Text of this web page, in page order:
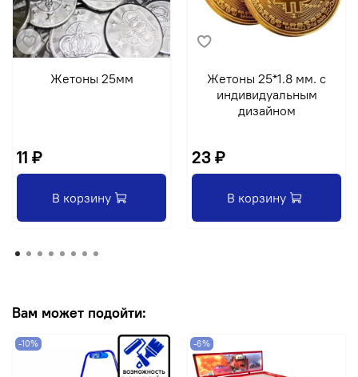
Жетоны 25мм
11 ₽
В корзину
Жетоны 25*1.8 мм. с
индивидуальным
дизайном
23 ₽
В корзину
Вам может подойти:
-10% -6%